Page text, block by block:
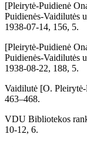
[Pleirytė-Puidienė
Puidienės-Vaidilutės
1938-07-14, 156, 5.
[Pleirytė-Puidienė
Puidienės-Vaidilutės
1938-08-22, 188, 5.
Vaidilutė [O. Pleirytė-
463–468.
VDU Bibliotekos
10-12, 6.